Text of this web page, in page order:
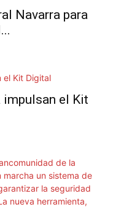
Navarra para
impulsan el Kit